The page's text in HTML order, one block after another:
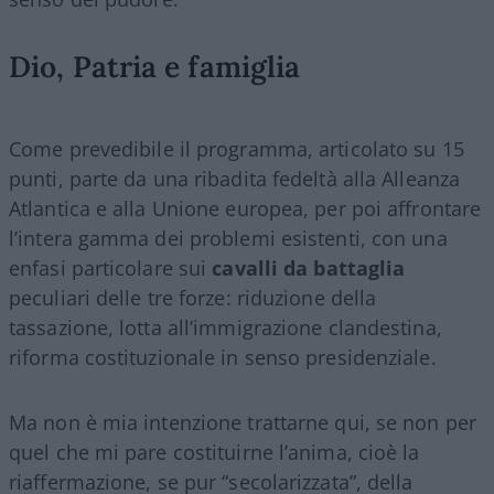
Dio, Patria e famiglia
Come prevedibile il programma, articolato su 15
punti, parte da una ribadita fedeltà alla Alleanza
Atlantica e alla Unione europea, per poi affrontare
l’intera gamma dei problemi esistenti, con una
enfasi particolare sui cavalli da battaglia
peculiari delle tre forze: riduzione della
tassazione, lotta all’immigrazione clandestina,
riforma costituzionale in senso presidenziale.
Ma non è mia intenzione trattarne qui, se non per
quel che mi pare costituirne l’anima, cioè la
riaffermazione, se pur “secolarizzata”, della